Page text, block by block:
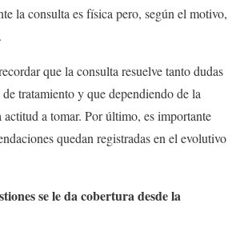
la consulta es física pero, según el motivo,
que la consulta resuelve tanto dudas
tratamiento y que dependiendo de la
actitud a tomar. Por último, es importante
quedan registradas en el evolutivo
se le da cobertura desde la